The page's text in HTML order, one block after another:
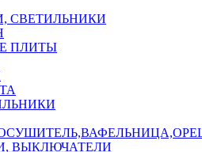
СВЕТИЛЬНИКИ
ПЛИТЫ
ВЫКЛЮЧАТЕЛИ